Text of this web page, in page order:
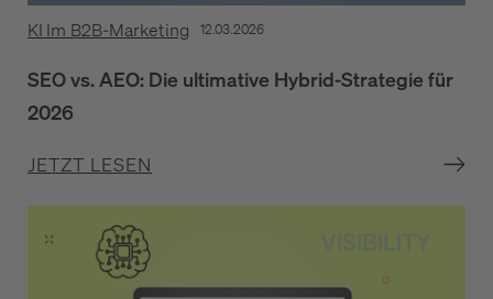
KI Im B2B-Marketing 12.03.2026
SEO vs. AEO: Die ultimative Hybrid-Strategie für
2026
JETZT LESEN